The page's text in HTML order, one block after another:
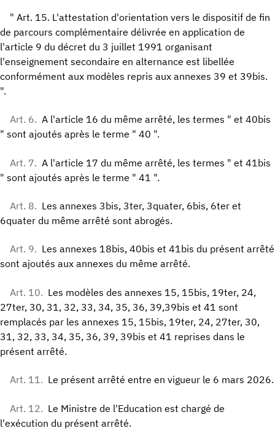
" Art. 15. L'attestation d'orientation vers le dispositif de fin
de parcours complémentaire délivrée en application de
l'article 9 du décret du 3 juillet 1991 organisant
l'enseignement secondaire en alternance est libellée
conformément aux modèles repris aux annexes 39 et 39bis.
".
Art. 6. A l'article 16 du même arrêté, les termes " et 40bis
" sont ajoutés après le terme " 40 ".
Art. 7. A l'article 17 du même arrêté, les termes " et 41bis
" sont ajoutés après le terme " 41 ".
Art. 8. Les annexes 3bis, 3ter, 3quater, 6bis, 6ter et
6quater du même arrêté sont abrogés.
Art. 9. Les annexes 18bis, 40bis et 41bis du présent arrêté
sont ajoutés aux annexes du même arrêté.
Art. 10. Les modèles des annexes 15, 15bis, 19ter, 24,
27ter, 30, 31, 32, 33, 34, 35, 36, 39,39bis et 41 sont
remplacés par les annexes 15, 15bis, 19ter, 24, 27ter, 30,
31, 32, 33, 34, 35, 36, 39, 39bis et 41 reprises dans le
présent arrêté.
Art. 11. Le présent arrêté entre en vigueur le 6 mars 2026.
Art. 12. Le Ministre de l'Education est chargé de
l'exécution du présent arrêté.